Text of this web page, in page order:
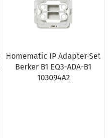
Homematic IP Adapter-Set
Berker B1 EQ3-ADA-B1
103094A2